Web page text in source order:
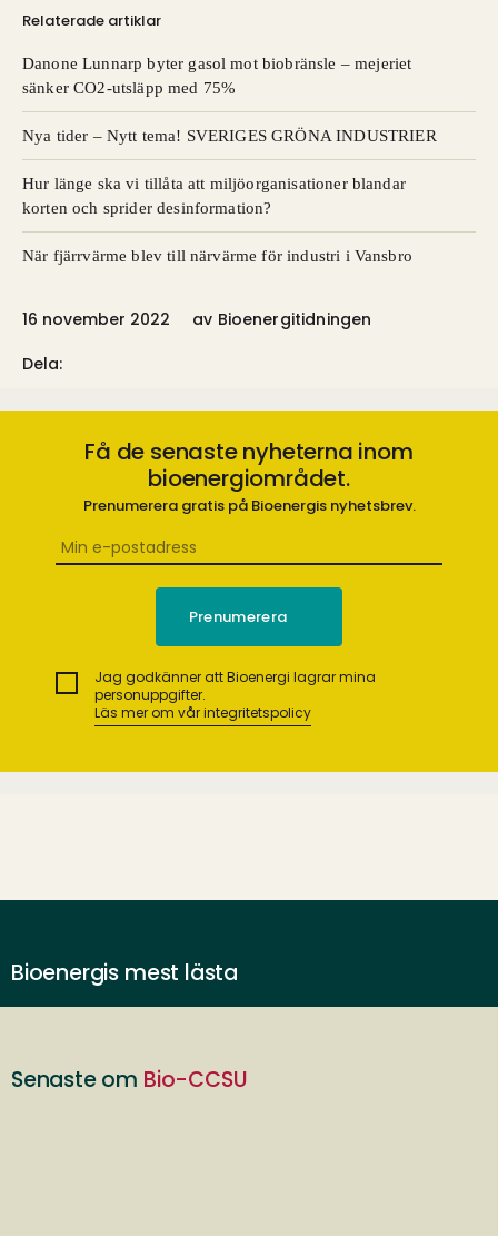
Relaterade artiklar
Danone Lunnarp byter gasol mot biobränsle – mejeriet
sänker CO2-utsläpp med 75%
Nya tider – Nytt tema! SVERIGES GRÖNA INDUSTRIER
Hur länge ska vi tillåta att miljöorganisationer blandar
korten och sprider desinformation?
När fjärrvärme blev till närvärme för industri i Vansbro
16 november 2022 av Bioenergitidningen
Dela:
Få de senaste nyheterna inom
bioenergiområdet.
Prenumerera gratis på Bioenergis nyhetsbrev.
Jag godkänner att Bioenergi lagrar mina
personuppgifter.
Läs mer om vår integritetspolicy
Bioenergis mest lästa
Senaste om Bio-CCSU